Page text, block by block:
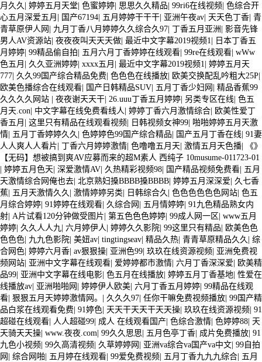
月久久 | 婷婷五月天堂| 色蜜婷婷| 思思久久精品| 99ri6在线视频| 色综合开
心五月深爱五月 | 国产67194| 五月婷婷干干干| 亚洲午夜av| 天天色丁香| 青
青草原伊人网 | 九月丁香八月婷婷久久综合久97| 丁香五月亚洲| 影音先锋
男人AV资源站| 夜夜夜叫天天天做| 最近中文字幕2019视频1 | 日本丁香五
月婷婷| 99精品偷自拍| 五月六月丁香婷婷在线观看| 99re在线观看| wWw
色五月 | 久久亚洲婷婷| xxxx五月 | 最近中文字幕2019视频1 | 婷婷五月天
777| 久久99国产综合精品免费| 色色色在线播放| 欧美交换配乱吟粗大25P|
欧美色播综合在线观看| 国产日韩精品SUV| 五月丁香少妇网 | 精品香蕉99
久久久久网站 | 夜夜谢天天干| 26.uuu丁香五月婷婷| 另类专区在线| 色五
月天.con| 中文字幕在线免费看线人 | 婷婷丁香六月激情综合| 欧美性爱丁
香五月 | 这里只有精品在线观看视频| 日韩视频女神99| 啪啪婷婷五月天激
情| 五月丁香婷婷久久 | 色婷婷色99国产综合精品| 国产五月丁香在线| 91妻
人人爽人人看片| 丁香六月婷婷激情| 色噜噜五月天| 激情五月天色播|
《》
【无码】想被搞到爽AV应募而来的超M素人 西纯子 10musume-011723-01
| 婷婷五月色天| 深爱激情AV| 久热精彩视频98| 国产精品视频免费看| 五月
天激情综合网俺也去| 北京熟妇搡BBBB搡BBBB| 婷婷五月深深爱| 久七香
蕉| 五月天激情久久 | 激情婷婷另类| 日韩综合久 | 色色色色色色网站| 色五
月综合婷婷| 91婷婷在线观看| 久综合网 | 五月情婷婷| 91九色精品熟女内
射| A片试看120分钟做受图片| 第五色色色婷婷| 99成人网一区| www五月
婷婷| 久久人人九 | 六月婷伊人 | 婷婷久久影院| 99这里只有精品| 欧美色色
色色色| 九九色影院| 美妞av| tingtingseav| 精品久热| 青青草原精品久久 | 综
合网色| 婷婷六月香| av狠狠操| 亚洲色99| 玖玖在线资源视频| 亚洲免费视
频网站| 亚洲中文字幕在线观看| 爱婷婷都市激情| 六月丁香深深爱| 欧美精
品99| 亚洲中文字幕在线电影| 色五月在线播放| 婷婷五月丁香基地| 性爱在
线播放av| 亚洲啪啪网 | 婷婷伊人欧美| 六月丁香五月婷婷| 99精品在线观
看| 狠狠五月天婷婷激情网。 | 久久久97| 任你干嘛免费视频播放| 99国产精
品白浆在线观看免费| 91婷色| 天天干天天干天天操| 玖玖在线资源视频| 91
超碰在线观看| 人人超碰99| 成人 在线观看国产| 色综合激情| 色婷婷88| 天
天骑天天操| www.夜夜.com| 99久久思思| 五月色亭丁香| 成片免费播放| 91
九色小视频| 99久高清视频| 久草婷婷网 | 亚洲va综合va国产va中文| 99自拍
网 | 综合网啪| 五月婷在线观看| 99爱免费视频| 五月丁香九九九综合| 五月